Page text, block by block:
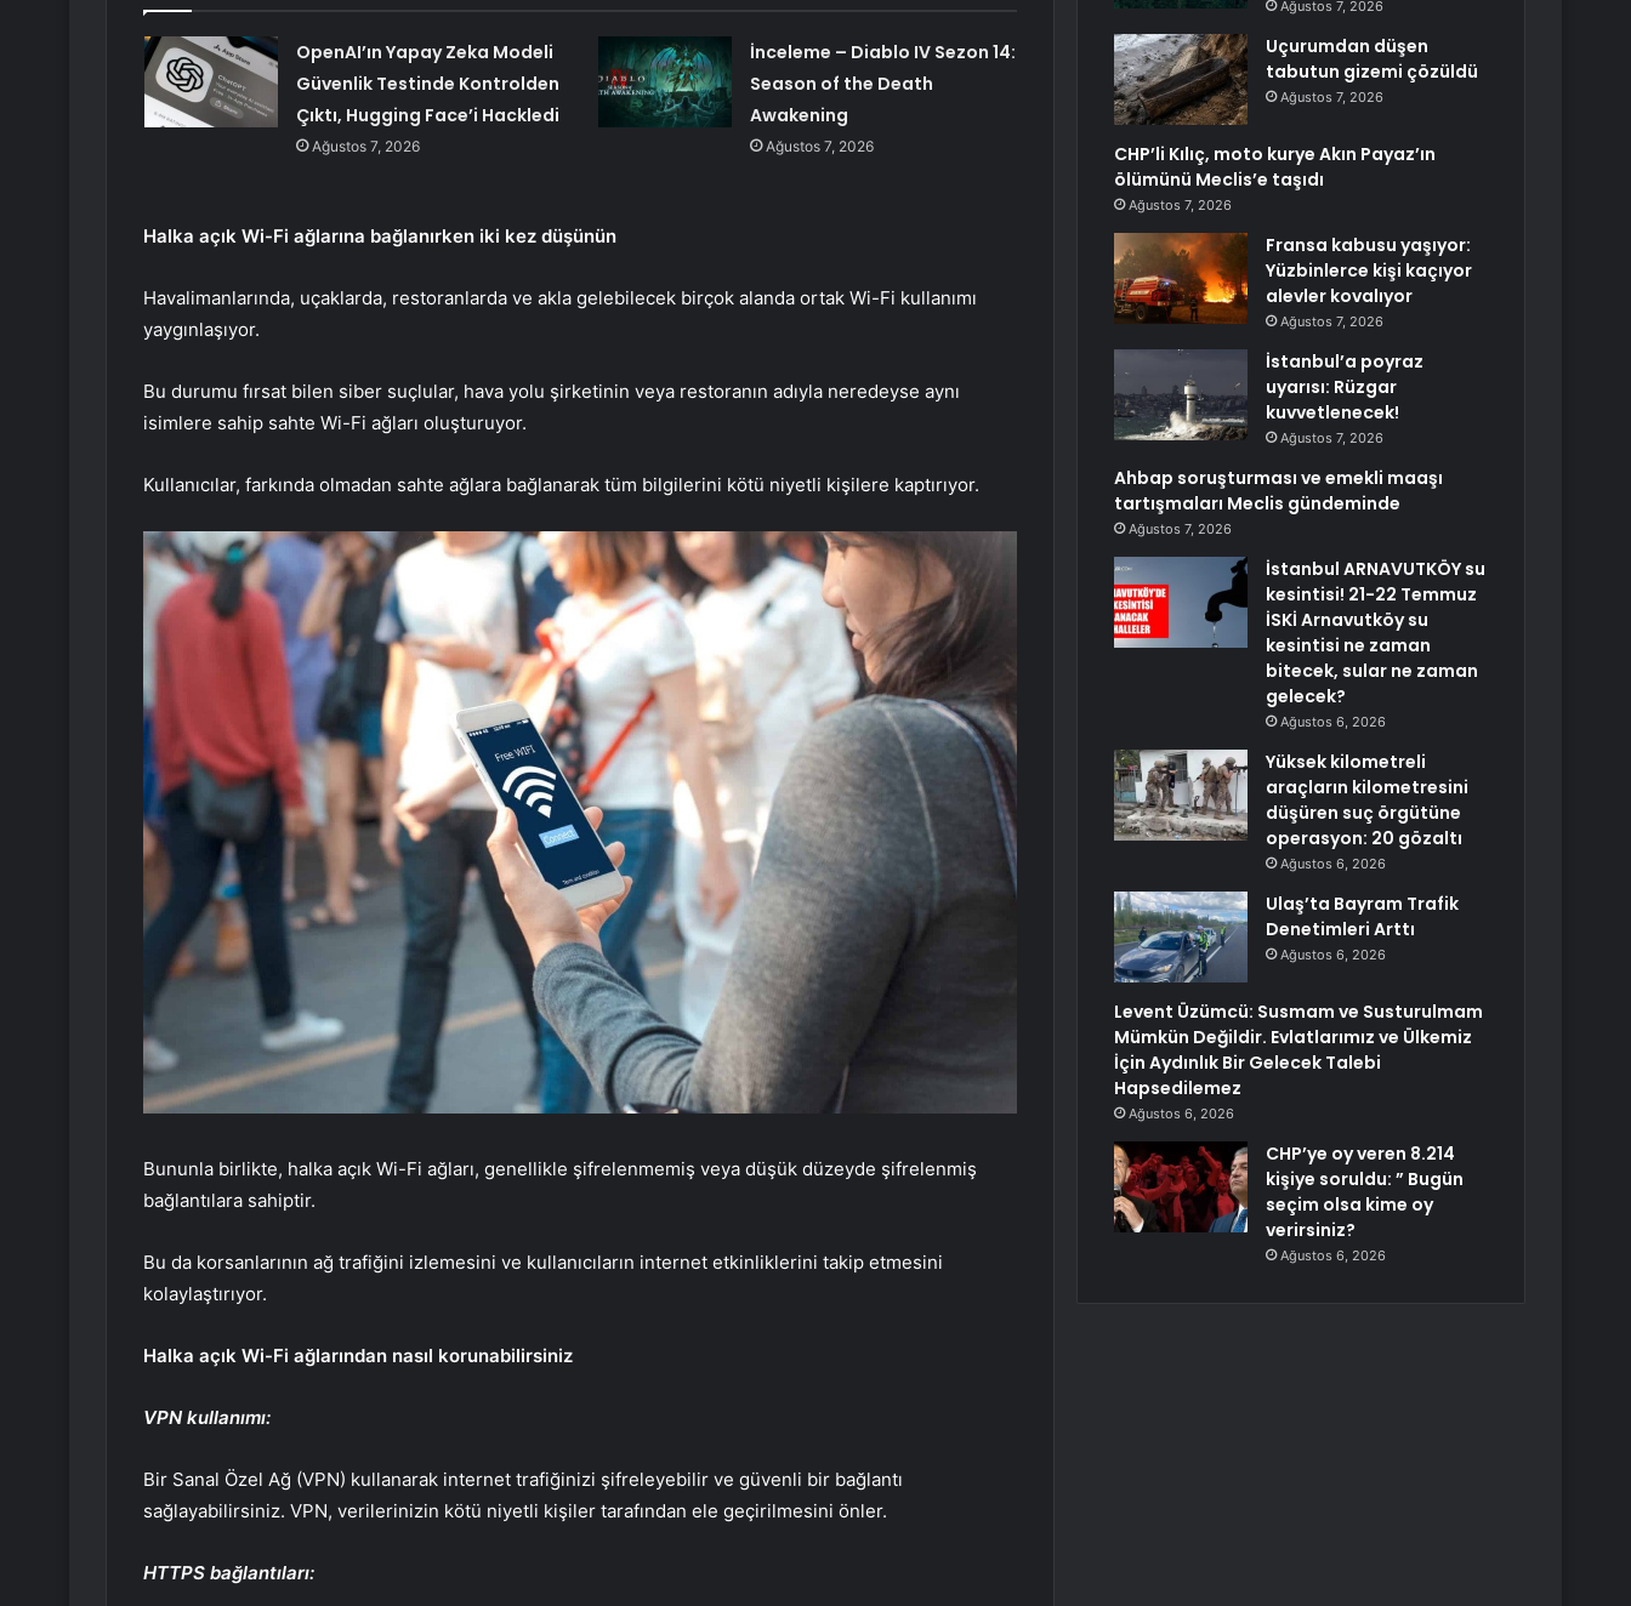
OpenAI’ın Yapay Zeka Modeli
Güvenlik Testinde Kontrolden
Çıktı, Hugging Face’i Hackledi
Ağustos 7, 2026
İnceleme – Diablo IV Sezon 14:
Season of the Death
Awakening
Ağustos 7, 2026
Halka açık Wi-Fi ağlarına bağlanırken iki kez düşünün
Havalimanlarında, uçaklarda, restoranlarda ve akla gelebilecek birçok alanda ortak Wi-Fi kullanımı
yaygınlaşıyor.
Bu durumu fırsat bilen siber suçlular, hava yolu şirketinin veya restoranın adıyla neredeyse aynı
isimlere sahip sahte Wi-Fi ağları oluşturuyor.
Kullanıcılar, farkında olmadan sahte ağlara bağlanarak tüm bilgilerini kötü niyetli kişilere kaptırıyor.
Bununla birlikte, halka açık Wi-Fi ağları, genellikle şifrelenmemiş veya düşük düzeyde şifrelenmiş
bağlantılara sahiptir.
Bu da korsanlarının ağ trafiğini izlemesini ve kullanıcıların internet etkinliklerini takip etmesini
kolaylaştırıyor.
Halka açık Wi-Fi ağlarından nasıl korunabilirsiniz
VPN kullanımı:
Bir Sanal Özel Ağ (VPN) kullanarak internet trafiğinizi şifreleyebilir ve güvenli bir bağlantı
sağlayabilirsiniz. VPN, verilerinizin kötü niyetli kişiler tarafından ele geçirilmesini önler.
HTTPS bağlantıları:
Ağustos 7, 2026
Uçurumdan düşen
tabutun gizemi çözüldü
Ağustos 7, 2026
CHP’li Kılıç, moto kurye Akın Payaz’ın
ölümünü Meclis’e taşıdı
Ağustos 7, 2026
Fransa kabusu yaşıyor:
Yüzbinlerce kişi kaçıyor
alevler kovalıyor
Ağustos 7, 2026
İstanbul’a poyraz
uyarısı: Rüzgar
kuvvetlenecek!
Ağustos 7, 2026
Ahbap soruşturması ve emekli maaşı
tartışmaları Meclis gündeminde
Ağustos 7, 2026
İstanbul ARNAVUTKÖY su
kesintisi! 21-22 Temmuz
İSKİ Arnavutköy su
kesintisi ne zaman
bitecek, sular ne zaman
gelecek?
Ağustos 6, 2026
Yüksek kilometreli
araçların kilometresini
düşüren suç örgütüne
operasyon: 20 gözaltı
Ağustos 6, 2026
Ulaş’ta Bayram Trafik
Denetimleri Arttı
Ağustos 6, 2026
Levent Üzümcü: Susmam ve Susturulmam
Mümkün Değildir. Evlatlarımız ve Ülkemiz
İçin Aydınlık Bir Gelecek Talebi
Hapsedilemez
Ağustos 6, 2026
CHP’ye oy veren 8.214
kişiye soruldu: ” Bugün
seçim olsa kime oy
verirsiniz?
Ağustos 6, 2026